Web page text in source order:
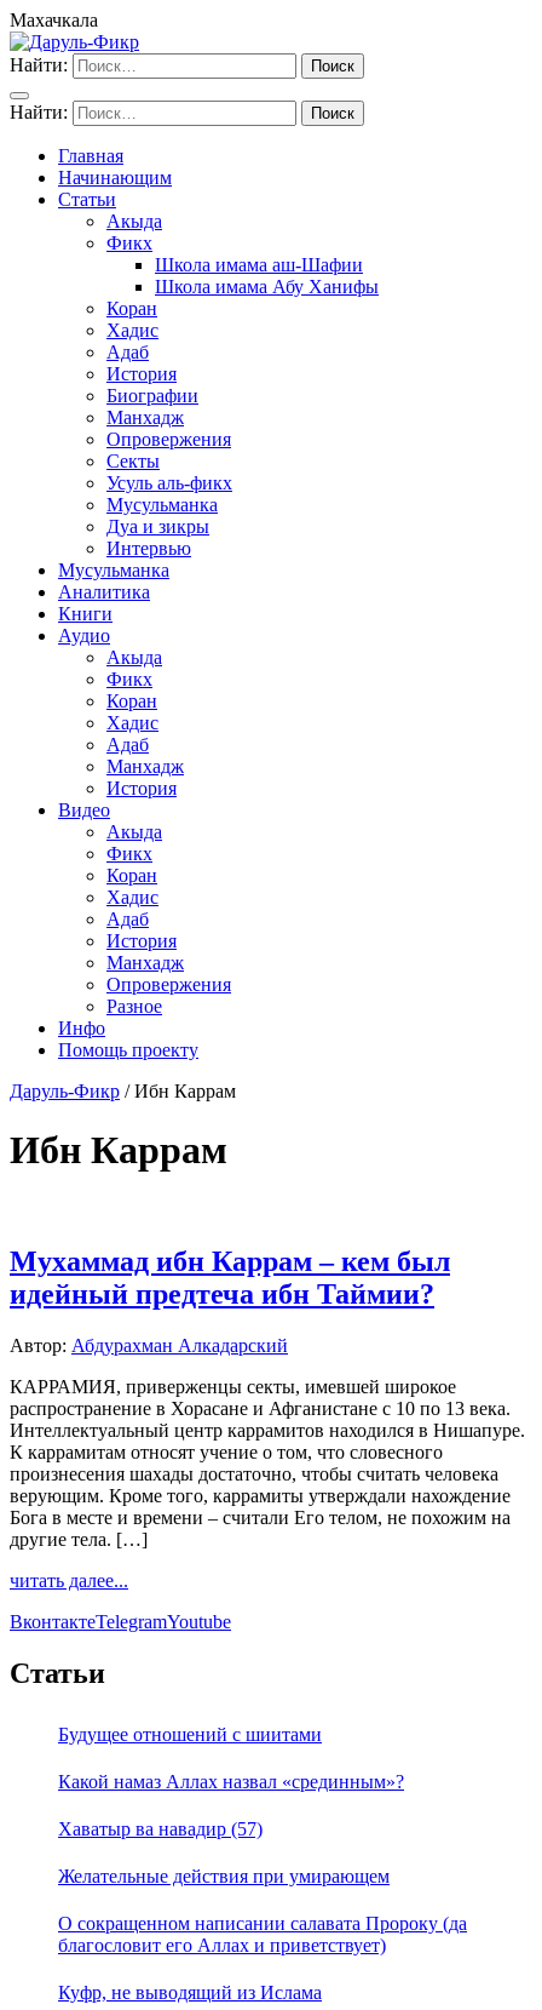
Махачкала
Найти:
Найти:
Главная
Начинающим
Статьи
Акыда
Фикх
Школа имама аш-Шафии
Школа имама Абу Ханифы
Коран
Хадис
Адаб
История
Биографии
Манхадж
Опровержения
Секты
Усуль аль-фикх
Мусульманка
Дуа и зикры
Интервью
Мусульманка
Аналитика
Книги
Аудио
Акыда
Фикх
Коран
Хадис
Адаб
Манхадж
История
Видео
Акыда
Фикх
Коран
Хадис
Адаб
История
Манхадж
Опровержения
Разное
Инфо
Помощь проекту
Даруль-Фикр /Ибн Каррам
Ибн Каррам
Мухаммад ибн Каррам – кем был
идейный предтеча ибн Таймии?
Автор: Абдурахман Алкадарский
КАРРАМИЯ, приверженцы секты, имевшей широкое
распространение в Хорасане и Афганистане с 10 по 13 века.
Интеллектуальный центр каррамитов находился в Нишапуре.
К каррамитам относят учение о том, что словесного
произнесения шахады достаточно, чтобы считать человека
верующим. Кроме того, каррамиты утверждали нахождение
Бога в месте и времени – считали Его телом, не похожим на
другие тела. […]
читать далее...
ВконтактеTelegramYoutube
Статьи
Будущее отношений с шиитами
Какой намаз Аллах назвал «срединным»?
Хаватыр ва навадир (57)
Желательные действия при умирающем
О сокращенном написании салавата Пророку (да
благословит его Аллах и приветствует)
Куфр, не выводящий из Ислама